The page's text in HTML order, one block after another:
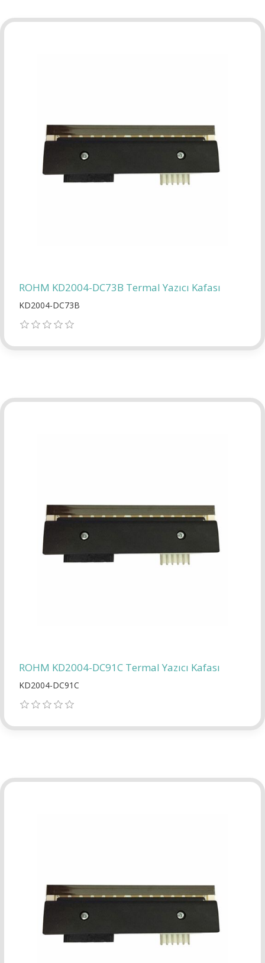
ROHM KD2004-DC73B Termal Yazıcı Kafası
KD2004-DC73B
ROHM KD2004-DC91C Termal Yazıcı Kafası
KD2004-DC91C